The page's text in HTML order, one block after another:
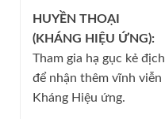
HUYỀN THOẠI
(KHÁNG HIỆU ỨNG):
Tham gia hạ gục kẻ địch
để nhận thêm vĩnh viễn
Kháng Hiệu ứng.